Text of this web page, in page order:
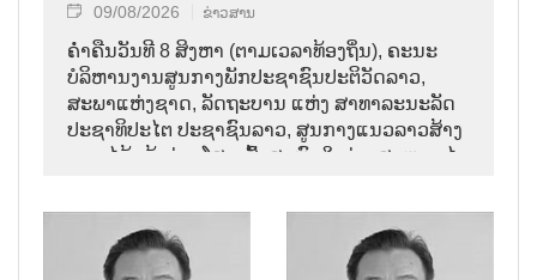
09/08/2026 ຂ່າວສານ
ຄ່ຳຄືນວັນທີ 8 ສິງຫາ (ຕາມເວລາທ້ອງຖິ່ນ), ຄະນະ
ບໍລິຫານງານສູນກາງພັກປະຊາຊົນປະຕິວັດລາວ,
ສະພາແຫ່ງຊາດ, ລັດຖະບານ ແຫ່ງ ສາທາລະນະລັດ
ປະຊາທິປະໄຕ ປະຊາຊົນລາວ, ສູນກາງແນວລາວສ້າງ
ຊາດ ໄດ້ແຈ້ງຂ່າວໂສກເສົ້າສະຫຼົດໃຈວ່າ: ສະຫາຍ ໄຊ
ໄດ້ເຖິງແກ່ມໍລະນະກຳ ໃນອາຍຸ 70 ປີ, ຫຼັງຈາກປ່ວຍ
ຮ້າຍແຮງມາເປັນໄລຍະໜຶ່ງ.